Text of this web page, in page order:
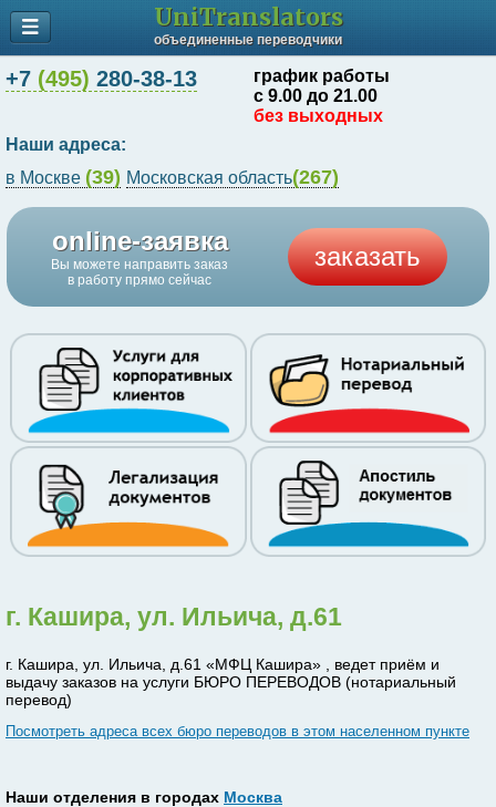
+7 (495) 280-38-13
график работы
с 9.00 до 21.00
без выходных
Наши адреса:
в Москве (39) Московская область(267)
online-заявка
Вы можете направить заказ
в работу прямо сейчас
заказать
г. Кашира, ул. Ильича, д.61
г. Кашира, ул. Ильича, д.61 «МФЦ Кашира» , ведет приём и
выдачу заказов на услуги БЮРО ПЕРЕВОДОВ (нотариальный
перевод)
Посмотреть адреса всех бюро переводов в этом населенном пункте
Наши отделения в городах Москва
UniTranslators
объединенные переводчики